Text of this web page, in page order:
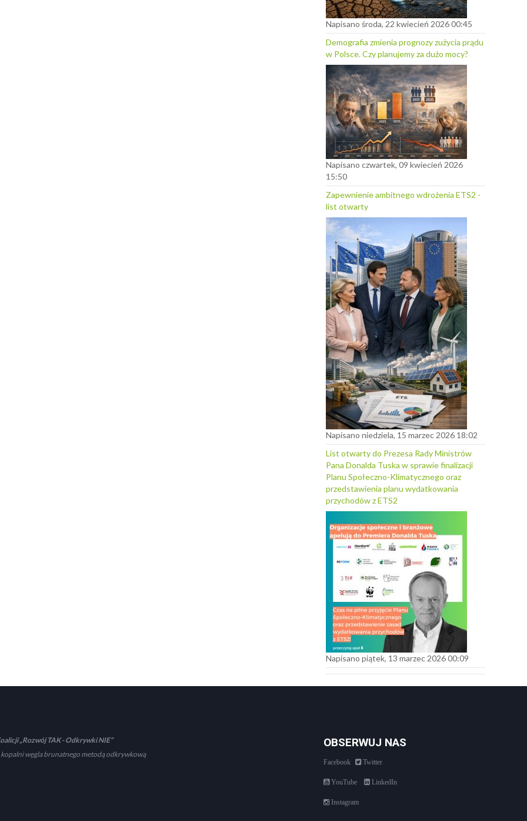
Napisano środa, 22 kwiecień 2026 00:45
Demografia zmienia prognozy zużycia prądu
w Polsce. Czy planujemy za dużo mocy?
Napisano czwartek, 09 kwiecień 2026
15:50
Zapewnienie ambitnego wdrożenia ETS2 -
list otwarty
Napisano niedziela, 15 marzec 2026 18:02
List otwarty do Prezesa Rady Ministrów
Pana Donalda Tuska w sprawie finalizacji
Planu Społeczno-Klimatycznego oraz
przedstawienia planu wydatkowania
przychodów z ETS2
Napisano piątek, 13 marzec 2026 00:09
„Rozwój TAK - Odkrywki NIE”
węgla brunatnego metodą odkrywkową
OBSERWUJ NAS
Facebook Twitter
YouTube LinkedIn
Instagram